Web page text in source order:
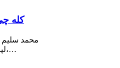
کله
محمد سليم
لپاره د مرګ، بې‌ځایه کېدو،…